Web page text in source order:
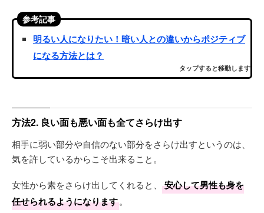
参考記事
明るい人になりたい！暗い人との違いからポジティブ
になる方法とは？
タップすると移動します
方法2. 良い面も悪い面も全てさらけ出す
相手に弱い部分や自信のない部分をさらけ出すというのは、
気を許しているからこそ出来ること。
女性から素をさらけ出してくれると、
安心して男性も身を
任せられるようになります。